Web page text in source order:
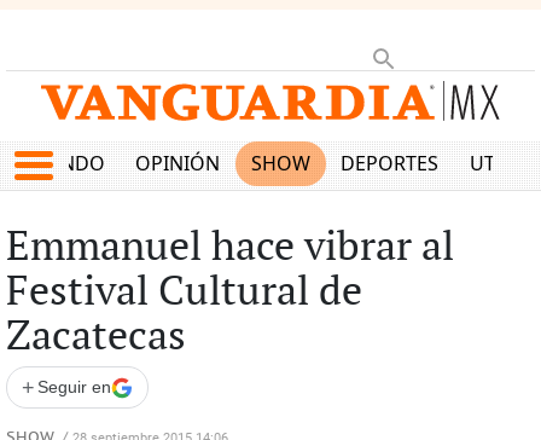
MUNDO OPINIÓN SHOW DEPORTES
Emmanuel hace vibrar al
Festival Cultural de
Zacatecas
+ Seguir en